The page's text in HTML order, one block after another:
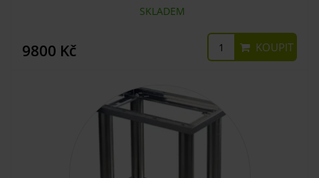
SKLADEM
9800 Kč KOUPIT